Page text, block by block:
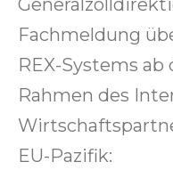
Fachmeldung
REX-Systems
Rahmen des
EU-Pazifik: